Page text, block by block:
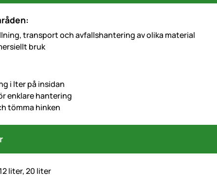
transport och avfallshantering av olika material
bruk
i lter på insidan
enklare hantering
tömma hinken
12 liter, 20 liter